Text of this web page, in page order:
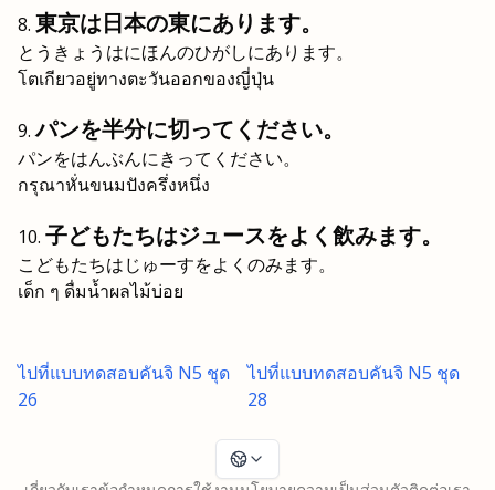
東京は日本の東にあります。
とうきょうはにほんのひがしにあります。
โตเกียวอยู่ทางตะวันออกของญี่ปุ่น
パンを半分に切ってください。
パンをはんぶんにきってください。
กรุณาหั่นขนมปังครึ่งหนึ่ง
子どもたちはジュースをよく飲みます。
こどもたちはじゅーすをよくのみます。
เด็ก ๆ ดื่มน้ำผลไม้บ่อย
ไปที่แบบทดสอบคันจิ N5 ชุด
26
ไปที่แบบทดสอบคันจิ N5 ชุด
28